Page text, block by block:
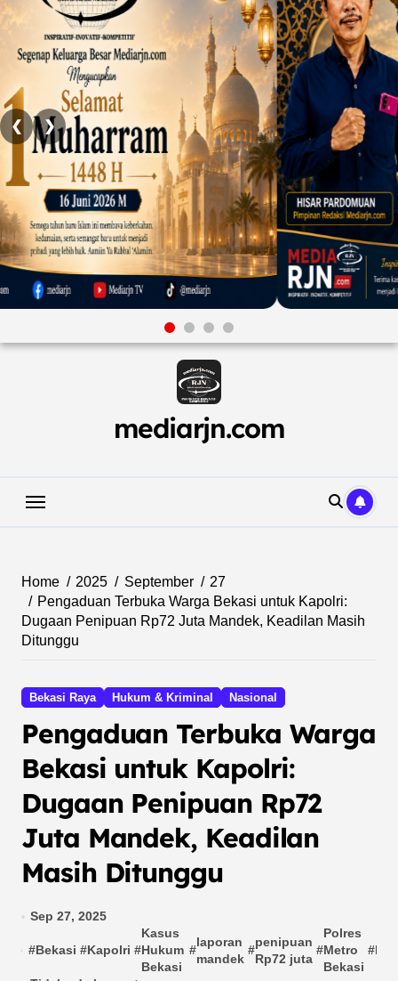
❮ ❯
Skip
mediarjn.com
Home 2025 September
27
Pengaduan Terbuka Warga Bekasi untuk Kapolri:
Dugaan Penipuan Rp72 Juta Mandek, Keadilan Masih
Ditunggu
Bekasi Raya Hukum & Kriminal Nasional
Pengaduan Terbuka Warga
Bekasi untuk Kapolri:
Dugaan Penipuan Rp72
Juta Mandek, Keadilan
Masih Ditunggu
Sep 27, 2025
#Bekasi #Kapolri #
Kasus
Hukum
Bekasi
#
laporan
mandek
#
penipuan
Rp72 juta
#
Polres
Metro
Bekasi
#